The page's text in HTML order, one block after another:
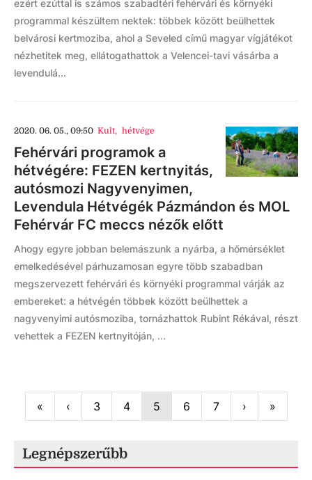
ezért ezúttal is számos szabadtéri fehérvári és környéki
programmal készültem nektek: többek között beülhettek
belvárosi kertmoziba, ahol a Seveled című magyar vígjátékot
nézhetitek meg, ellátogathattok a Velencei-tavi vásárba a
levendulá...
2020. 06. 05., 09:50 Kult, hétvége
Fehérvári programok a
hétvégére: FEZEN kertnyitás,
autósmozi Nagyvenyimen,
Levendula Hétvégék Pázmándon és MOL
Fehérvár FC meccs nézők előtt
Ahogy egyre jobban belemászunk a nyárba, a hőmérséklet
emelkedésével párhuzamosan egyre több szabadban
megszervezett fehérvári és környéki programmal várják az
embereket: a hétvégén többek között beülhettek a
nagyvenyimi autósmoziba, tornázhattok Rubint Rékával, részt
vehettek a FEZEN kertnyitóján, ...
«First ‹Previous
3 4 5 6 7 ›Next»Last
Legnépszerűbb